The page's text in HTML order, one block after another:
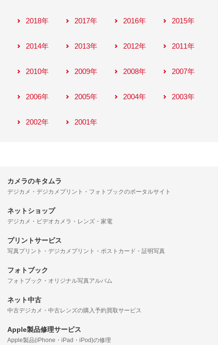
2018年 2017年 2016年 2015年
2014年 2013年 2012年 2011年
2010年 2009年 2008年 2007年
2006年 2005年 2004年 2003年
2002年 2001年
カメラのキタムラ
デジカメ・デジカメプリント・フォトブックのポータルサイト
ネットショップ
デジカメ・ビデオカメラ・レンズ・家電
プリントサービス
写真プリント・デジカメプリント・ポストカード・証明写真
フォトブック
フォトブック・オリジナル写真アルバム
ネット中古
中古デジカメ・中古レンズの購入予約買取サービス
Apple製品修理サービス
Apple製品(iPhone・iPad・iPod)の修理